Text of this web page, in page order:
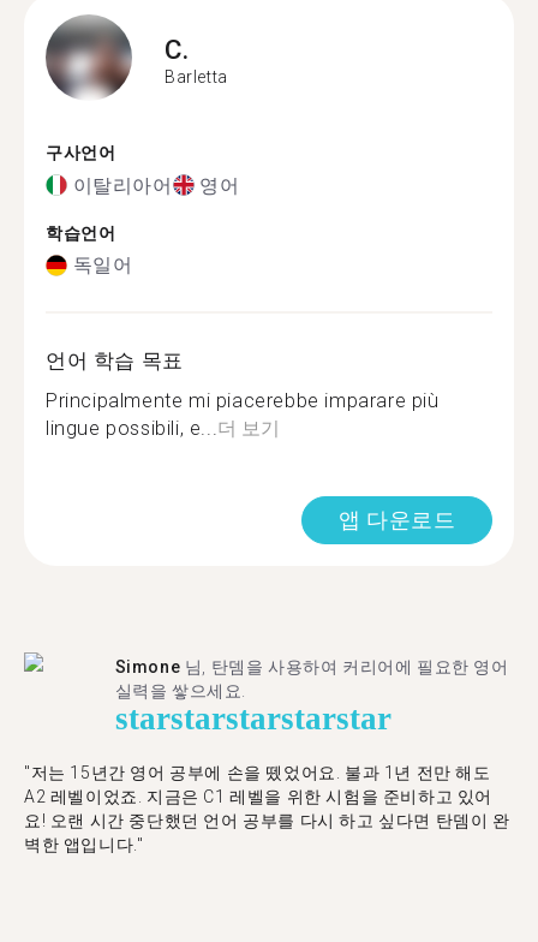
C.
Barletta
구사언어
이탈리아어 영어
학습언어
독일어
언어 학습 목표
Principalmente mi piacerebbe imparare più
lingue possibili, e...더 보기
앱 다운로드
Simone 님, 탄뎀을 사용하여 커리어에 필요한 영어
실력을 쌓으세요.
starstarstarstarstar
"저는 15년간 영어 공부에 손을 뗐었어요. 불과 1년 전만 해도
A2 레벨이었죠. 지금은 C1 레벨을 위한 시험을 준비하고 있어
요! 오랜 시간 중단했던 언어 공부를 다시 하고 싶다면 탄뎀이 완
벽한 앱입니다."